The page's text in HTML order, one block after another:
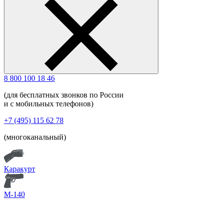
8 800 100 18 46
(для бесплатных звонков по России
и с мобильных телефонов)
+7 (495) 115 62 78
(многоканальный)
Каракурт
М-140